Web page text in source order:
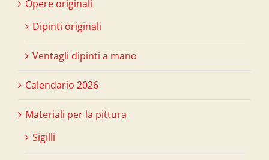
Opere originali
Dipinti originali
Ventagli dipinti a mano
Calendario 2026
Materiali per la pittura
Sigilli